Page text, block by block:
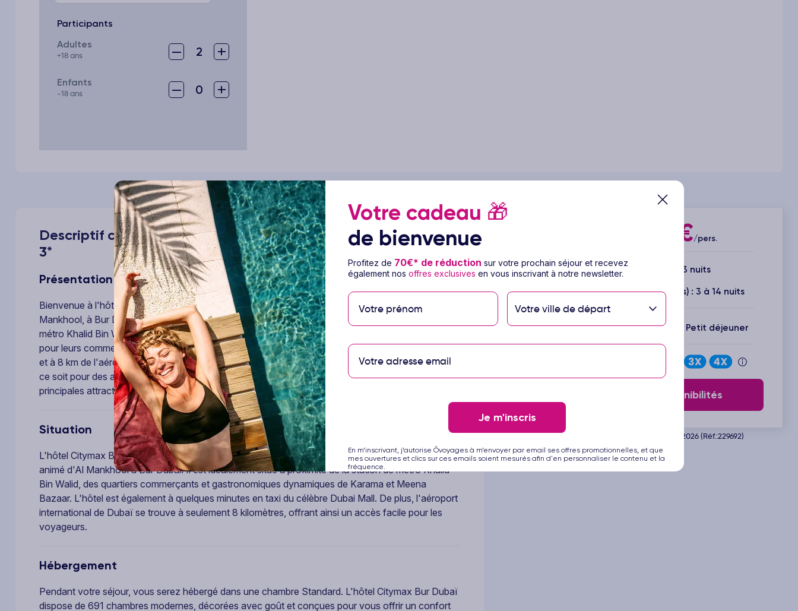
Participants
Adultes
+18 ans – 2 +
Enfants
-18 ans – 0 +
Descriptif complet de votre voyage Hôtel City Max Bur Dubaï
3*
Présentation
Bienvenue à l'hôtel Citymax Bur Dubai, un établissement moderne situé dans le quartier vibrant d'Al
Mankhool, à Bur Dubai. Profitez de son emplacement stratégique, à quelques pas de la station de
métro Khalid Bin Walid et à proximité des quartiers animés de Karama et Meena Bazaar, réputés
pour leurs commerces et restaurants. À seulement quelques minutes en taxi du célèbre Dubai Mall
et à 8 km de l'aéroport international de Dubaï, cet hôtel est l'endroit idéal pour explorer la ville, que
ce soit pour des affaires ou des loisirs. Avec son confort pratique et son accès facile aux
principales attractions de Dubaï, le Citymax Bur Dubai est un choix parfait pour votre séjour.
Situation
L'hôtel Citymax Bur Dubai bénéficie d'un emplacement pratique sur Kuwait Street, dans le quartier
animé d'Al Mankhool à Bur Dubai. Il est idéalement situé à proximité de la station de métro Khalid
Bin Walid, des quartiers commerçants et gastronomiques dynamiques de Karama et Meena
Bazaar. L'hôtel est également à quelques minutes en taxi du célèbre Dubai Mall. De plus, l'aéroport
international de Dubaï se trouve à seulement 8 kilomètres, offrant ainsi un accès facile pour les
voyageurs.
Hébergement
Pendant votre séjour, vous serez hébergé dans une chambre Standard. L'hôtel Citymax Bur Dubaï
dispose de 691 chambres modernes, décorées avec goût et conçues pour vous offrir un confort
412€/pers.
4 jours / 3 nuits
Durée(s) disponible(s) : 3 à 14 nuits
Inclus : Vols + Hôtel + Petit déjeuner
Voir les disponibilités
Départ de Zurich le 17.09.2026 (Réf.:229692)
Votre cadeau 🎁
de bienvenue
Profitez de 70€* de réduction sur votre prochain séjour et recevez
également nosoffres exclusives en vous inscrivant à notre newsletter.
Votre ville de départ
Je m'inscris
En m’inscrivant, j’autorise Ôvoyages à m’envoyer par email ses offres promotionnelles, et que
mes ouvertures et clics sur ces emails soient mesurés afin d'en personnaliser le contenu et la
fréquence.